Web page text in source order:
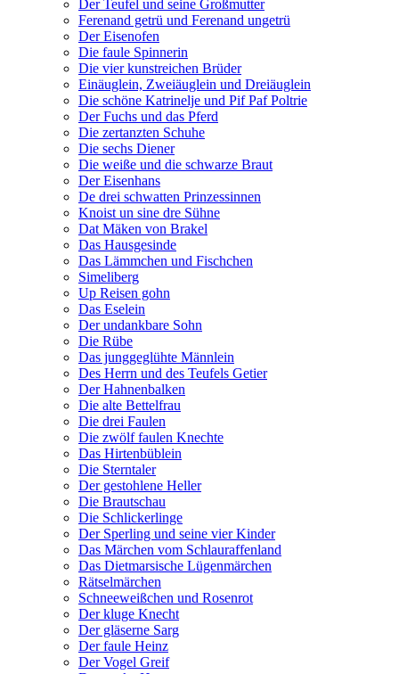
Der Teufel und seine Großmutter
Ferenand getrü und Ferenand ungetrü
Der Eisenofen
Die faule Spinnerin
Die vier kunstreichen Brüder
Einäuglein, Zweiäuglein und Dreiäuglein
Die schöne Katrinelje und Pif Paf Poltrie
Der Fuchs und das Pferd
Die zertanzten Schuhe
Die sechs Diener
Die weiße und die schwarze Braut
Der Eisenhans
De drei schwatten Prinzessinnen
Knoist un sine dre Sühne
Dat Mäken von Brakel
Das Hausgesinde
Das Lämmchen und Fischchen
Simeliberg
Up Reisen gohn
Das Eselein
Der undankbare Sohn
Die Rübe
Das junggeglühte Männlein
Des Herrn und des Teufels Getier
Der Hahnenbalken
Die alte Bettelfrau
Die drei Faulen
Die zwölf faulen Knechte
Das Hirtenbüblein
Die Sterntaler
Der gestohlene Heller
Die Brautschau
Die Schlickerlinge
Der Sperling und seine vier Kinder
Das Märchen vom Schlauraffenland
Das Dietmarsische Lügenmärchen
Rätselmärchen
Schneeweißchen und Rosenrot
Der kluge Knecht
Der gläserne Sarg
Der faule Heinz
Der Vogel Greif